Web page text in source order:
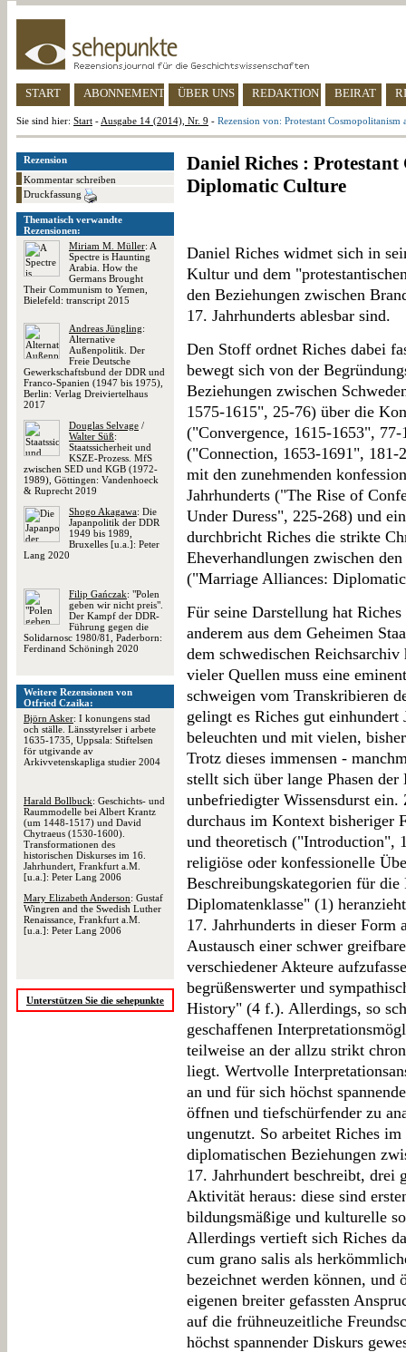
START ABONNEMENT ÜBER UNS REDAKTION BEIRAT
Sie sind hier: Start - Ausgabe 14 (2014), Nr. 9 - Rezension von: Protestant
Rezension
Kommentar schreiben
Druckfassung
Thematisch verwandte
Rezensionen:
Miriam M. Müller: A
Spectre is Haunting
Arabia. How the
Germans Brought
Their Communism to Yemen,
Bielefeld: transcript 2015
Andreas Jüngling:
Alternative
Außenpolitik. Der
Freie Deutsche
Gewerkschaftsbund der DDR und
Franco-Spanien (1947 bis 1975),
Berlin: Verlag Dreiviertelhaus
2017
Douglas Selvage /
Walter Süß:
Staatssicherheit und
KSZE-Prozess. MfS
zwischen SED und KGB (1972-
1989), Göttingen: Vandenhoeck
& Ruprecht 2019
Shogo Akagawa: Die
Japanpolitik der DDR
1949 bis 1989,
Bruxelles [u.a.]: Peter
Lang 2020
Filip Gańczak: "Polen
geben wir nicht preis".
Der Kampf der DDR-
Führung gegen die
Solidarnosc 1980/81, Paderborn:
Ferdinand Schöningh 2020
Weitere Rezensionen von
Otfried Czaika:
Björn Asker: I konungens stad
och ställe. Länsstyrelser i arbete
1635-1735, Uppsala: Stiftelsen
för utgivande av
Arkivvetenskapliga studier 2004
Harald Bollbuck: Geschichts- und
Raummodelle bei Albert Krantz
(um 1448-1517) und David
Chytraeus (1530-1600).
Transformationen des
historischen Diskurses im 16.
Jahrhundert, Frankfurt a.M.
[u.a.]: Peter Lang 2006
Mary Elizabeth Anderson: Gustaf
Wingren and the Swedish Luther
Renaissance, Frankfurt a.M.
[u.a.]: Peter Lang 2006
Unterstützen Sie die sehepunkte
Daniel Riches :
Diplomatic Culture
Daniel Riches widmet sich in
Kultur und dem
den Beziehungen zwischen
17. Jahrhunderts ablesbar sind.
Den Stoff ordnet Riches dabei
bewegt sich von der
Beziehungen zwischen
1575-1615", 25-76) über die
("Convergence, 1615-1653",
("Connection, 1653-1691", 181-
mit den zunehmenden
Jahrhunderts ("The Rise of
Under Duress", 225-268) und
durchbricht Riches die strikte
Eheverhandlungen zwischen
("Marriage Alliances:
Für seine Darstellung hat
anderem aus dem Geheimen
dem schwedischen
vieler Quellen muss eine
schweigen vom Transkribieren
gelingt es Riches gut einhundert
beleuchten und mit vielen,
Trotz dieses immensen -
stellt sich über lange Phasen
unbefriedigter Wissensdurst
durchaus im Kontext bisheriger
und theoretisch ("Introduction",
religiöse oder konfessionelle
Beschreibungskategorien für
Diplomatenklasse" (1)
17. Jahrhunderts in dieser
Austausch einer schwer
verschiedener Akteure
begrüßenswerter und
History" (4 f.). Allerdings, so
geschaffenen
teilweise an der allzu strikt
liegt. Wertvolle
an und für sich höchst
öffnen und tiefschürfender zu
ungenutzt. So arbeitet Riches
diplomatischen Beziehungen
17. Jahrhundert beschreibt, drei
Aktivität heraus: diese sind
bildungsmäßige und kulturelle
Allerdings vertieft sich Riches
cum grano salis als
bezeichnet werden können, und
eigenen breiter gefassten
auf die frühneuzeitliche
höchst spannender Diskurs